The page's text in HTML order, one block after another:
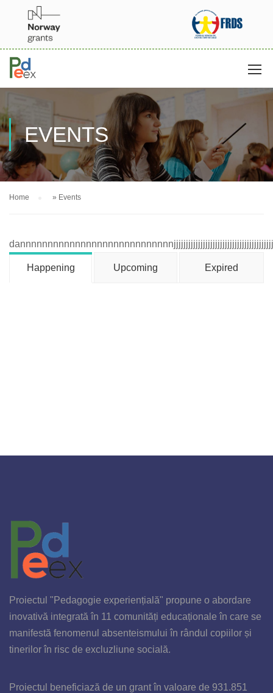
EVENTS
Home » Events
Happening Upcoming Expired
Proiectul "Pedagogie experiențială" propune o abordare
inovativă integrată în 11 comunități educaționale în care se
manifestă fenomenul absenteismului în rândul copiilor și
tinerilor în risc de excluzliune socială.
Proiectul beneficiază de un grant în valoare de 931 .851